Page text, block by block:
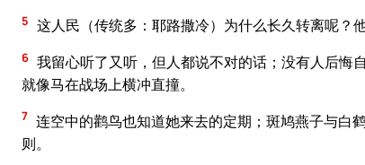
5 这人民（传统多：耶路撒冷）为什么长久转离呢？
6 我留心听了又听，但人都说不对的话；没有人后悔
就像马在战场上横冲直撞。
7 连空中的鹳鸟也知道她来去的定期；斑鸠燕子与白
则。